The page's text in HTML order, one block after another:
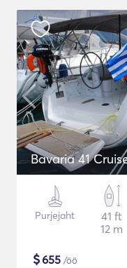
Bavaria 41
Purjejaht
41 ft
12 m
$655 /öö